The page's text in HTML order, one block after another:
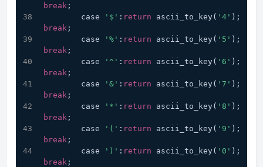
break ;
        case
'$' : return ascii_to_key( '4' );
break ;
        case
'%' : return ascii_to_key( '5' );
break ;
        case
'^' : return ascii_to_key( '6' );
break ;
        case
'&' : return ascii_to_key( '7' );
break ;
        case
'*' : return ascii_to_key( '8' );
break ;
        case
'(' : return ascii_to_key( '9' );
break ;
        case
')' : return ascii_to_key( '0' );
break ;